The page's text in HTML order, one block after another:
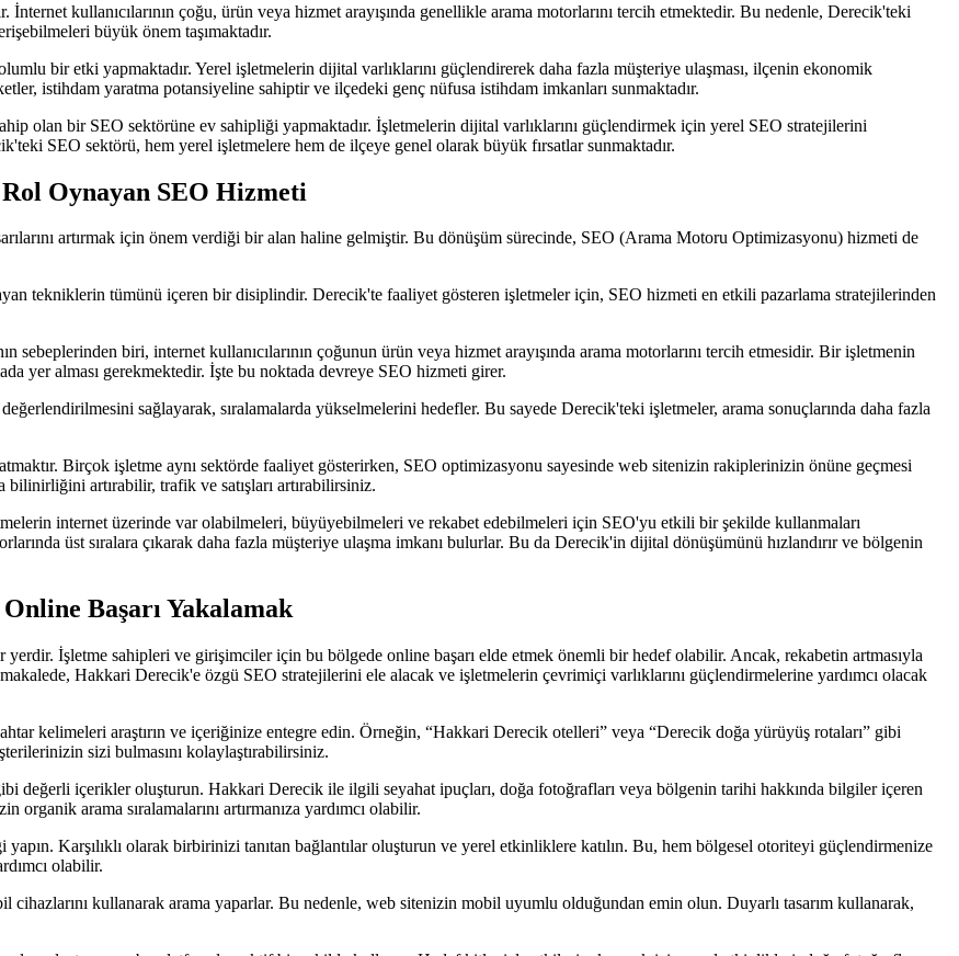
kullanıcılarının çoğu, ürün veya hizmet arayışında genellikle arama motorlarını tercih etmektedir. Bu nedenle, Derecik'teki
büyük önem taşımaktadır.
bir etki yapmaktadır. Yerel işletmelerin dijital varlıklarını güçlendirerek daha fazla müşteriye ulaşması, ilçenin ekonomik
istihdam yaratma potansiyeline sahiptir ve ilçedeki genç nüfusa istihdam imkanları sunmaktadır.
olan bir SEO sektörüne ev sahipliği yapmaktadır. İşletmelerin dijital varlıklarını güçlendirmek için yerel SEO stratejilerini
SEO sektörü, hem yerel işletmelere hem de ilçeye genel olarak büyük fırsatlar sunmaktadır.
Oynayan SEO Hizmeti
artırmak için önem verdiği bir alan haline gelmiştir. Bu dönüşüm sürecinde, SEO (Arama Motoru Optimizasyonu) hizmeti de
tekniklerin tümünü içeren bir disiplindir. Derecik'te faaliyet gösteren işletmeler için, SEO hizmeti en etkili pazarlama stratejilerinden
biri, internet kullanıcılarının çoğunun ürün veya hizmet arayışında arama motorlarını tercih etmesidir. Bir işletmenin
yer alması gerekmektedir. İşte bu noktada devreye SEO hizmeti girer.
sağlayarak, sıralamalarda yükselmelerini hedefler. Bu sayede Derecik'teki işletmeler, arama sonuçlarında daha fazla
Birçok işletme aynı sektörde faaliyet gösterirken, SEO optimizasyonu sayesinde web sitenizin rakiplerinizin önüne geçmesi
artırabilir, trafik ve satışları artırabilirsiniz.
internet üzerinde var olabilmeleri, büyüyebilmeleri ve rekabet edebilmeleri için SEO'yu etkili bir şekilde kullanmaları
üst sıralara çıkarak daha fazla müşteriye ulaşma imkanı bulurlar. Bu da Derecik'in dijital dönüşümünü hızlandırır ve bölgenin
Başarı Yakalamak
İşletme sahipleri ve girişimciler için bu bölgede online başarı elde etmek önemli bir hedef olabilir. Ancak, rekabetin artmasıyla
Hakkari Derecik'e özgü SEO stratejilerini ele alacak ve işletmelerin çevrimiçi varlıklarını güçlendirmelerine yardımcı olacak
kelimeleri araştırın ve içeriğinize entegre edin. Örneğin, “Hakkari Derecik otelleri” veya “Derecik doğa yürüyüş rotaları” gibi
sizi bulmasını kolaylaştırabilirsiniz.
değerli içerikler oluşturun. Hakkari Derecik ile ilgili seyahat ipuçları, doğa fotoğrafları veya bölgenin tarihi hakkında bilgiler içeren
arama sıralamalarını artırmanıza yardımcı olabilir.
Karşılıklı olarak birbirinizi tanıtan bağlantılar oluşturun ve yerel etkinliklere katılın. Bu, hem bölgesel otoriteyi güçlendirmenize
olabilir.
kullanarak arama yaparlar. Bu nedenle, web sitenizin mobil uyumlu olduğundan emin olun. Duyarlı tasarım kullanarak,